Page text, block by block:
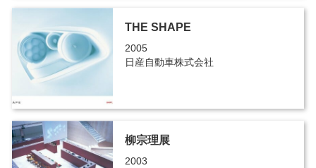
THE SHAPE
2005
日産自動車株式会社
柳宗理展
2003